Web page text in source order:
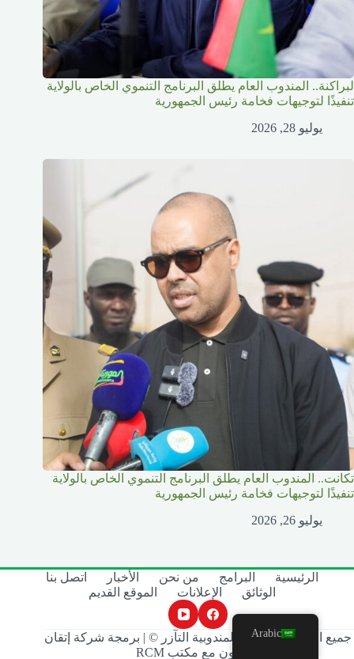
لبراكنة.. المندوب العام يطلق البرنامج التنموي الخاص بالولاية
تنفيذًا لتوجيهات فخامة رئيس الجمهورية
يوليو 28, 2026
تكانت.. المندوب العام يطلق البرنامج التنموي الخاص بالولاية
تنفيذًا لتوجيهات فخامة رئيس الجمهورية
يوليو 26, 2026
الرئيسية البرامج من نحن الأخبار
اتصل بنا
الوثائق
الإعلانات الموقع القديم
جميع الحقوق محفوظة لمندوبية التآزر © | برمجة شركة إتقان
بالتعاون مع مكتب RCM
Arabic